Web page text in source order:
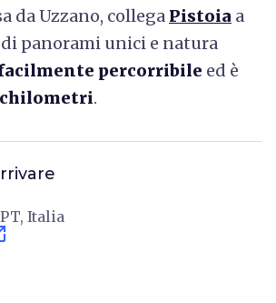
da Uzzano, collega Pistoia a
di panorami unici e natura
percorribile ed è
chilometri.
Italia